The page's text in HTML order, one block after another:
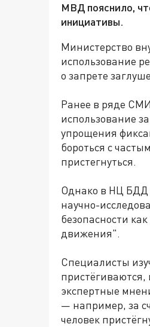
МВД пояснило,
инициативы.
Министерство
использование
о запрете
Ранее в ряде
использование
упрощения
бороться с
пристегнуться.
Однако в НЦ БДД
научно-
безопасности
движения".
Специалисты
пристёгиваются,
экспертные
— например, за
человек